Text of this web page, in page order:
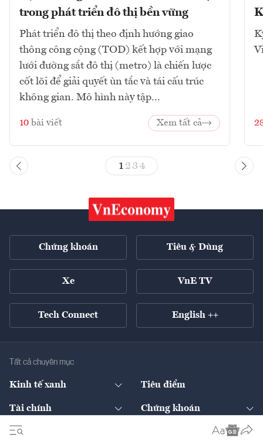
trong phát triển đô thị bền vững
Phát triển đô thị theo định hướng giao
thông công cộng (TOD) kết hợp với mạng
lưới đường sắt đô thị (metro) là chiến lược
cốt lõi để giải quyết ùn tắc và tái cấu trúc
không gian. Mô hình này tập...
10 bài viết Xem tất cả
1 23 4
Chứng khoán Tiêu & Dùng
Xe VnE TV
Tech Connect English ++
Tất cả chuyên mục
Kinh tế xanh Tiêu điểm
Tài chính
Ngân hàng
Chứng khoán
Doanh nghiệp niêm yết
Kinh tế số